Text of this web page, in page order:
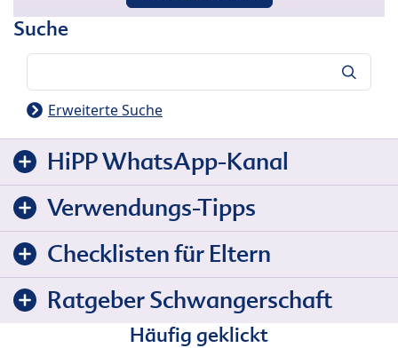
Suche
Erweiterte Suche
HiPP WhatsApp-Kanal
Verwendungs-Tipps
Checklisten für Eltern
Ratgeber Schwangerschaft
Häufig geklickt